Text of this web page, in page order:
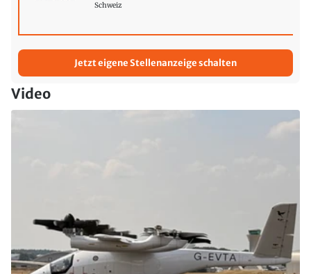
Schweiz
Jetzt eigene Stellenanzeige schalten
Video